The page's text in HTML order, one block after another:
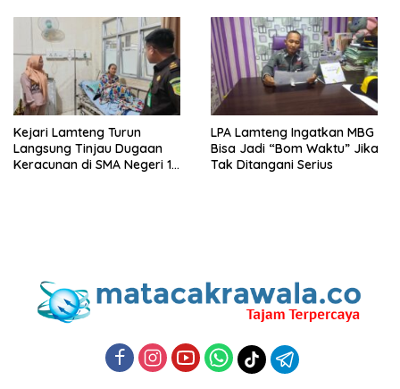
Buruh
Kejari Lamteng Turun
Langsung Tinjau Dugaan
Keracunan di SMA Negeri 1
LPA Lamteng Ingatkan MBG
Bisa Jadi “Bom Waktu” Jika
Tak Ditangani Serius